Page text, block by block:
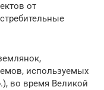
от
используемых
во время Великой